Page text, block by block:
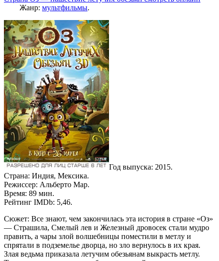
Жанр: мультфильмы.
Год выпуска: 2015.
Страна: Индия, Мексика.
Режиссер: Альберто Мар.
Время: 89 мин.
Рейтинг IMDb: 5,46.
Сюжет: Все знают, чем закончилась эта история в стране «Оз»
— Страшила, Смелый лев и Железный дровосек стали мудро
править, а чары злой волшебницы поместили в метлу и
спрятали в подземелье дворца, но зло вернулось в их края.
Злая ведьма приказала летучим обезьянам выкрасть метлу.